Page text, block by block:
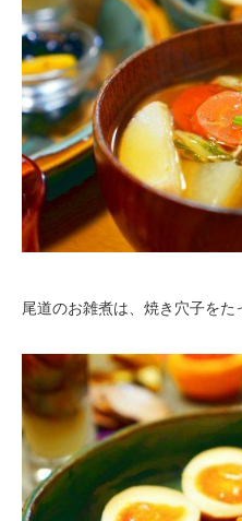
尾道のお雑煮は、焼き穴子をた